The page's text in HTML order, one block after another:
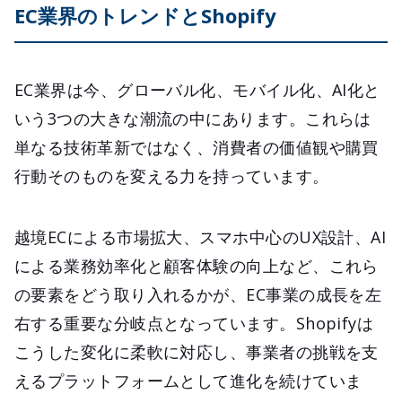
EC業界のトレンドとShopify
EC業界は今、グローバル化、モバイル化、AI化と
いう3つの大きな潮流の中にあります。これらは
単なる技術革新ではなく、消費者の価値観や購買
行動そのものを変える力を持っています。
越境ECによる市場拡大、スマホ中心のUX設計、AI
による業務効率化と顧客体験の向上など、これら
の要素をどう取り入れるかが、EC事業の成長を左
右する重要な分岐点となっています。Shopifyは
こうした変化に柔軟に対応し、事業者の挑戦を支
えるプラットフォームとして進化を続けていま